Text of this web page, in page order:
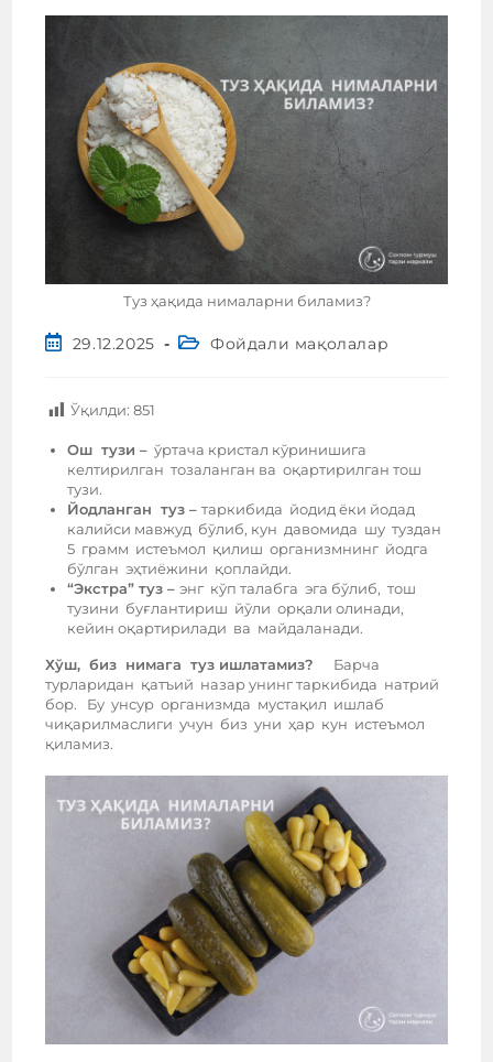
Туз ҳақида нималарни биламиз?
29.12.2025 Фойдали мақолалар
Ўқилди: 851
Ош тузи – ўртача кристал кўринишига
келтирилган тозаланган ва оқартирилган тош
тузи.
Йодланган туз –таркибида йодид ёки йодад
калийси мавжуд бўлиб, кун давомида шу туздан
5 грамм истеъмол қилиш организмнинг йодга
бўлган эҳтиёжини қоплайди.
“Экстра” туз –энг кўп талабга эга бўлиб, тош
тузини буғлантириш йўли орқали олинади,
кейин оқартирилади ва майдаланади.
Хўш, биз нимага туз ишлатамиз? Барча
турларидан қатъий назар унинг таркибида натрий
бор. Бу унсур организмда мустақил ишлаб
чиқарилмаслиги учун биз уни ҳар кун истеъмол
қиламиз.